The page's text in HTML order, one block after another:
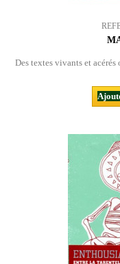
Des textes vivants et